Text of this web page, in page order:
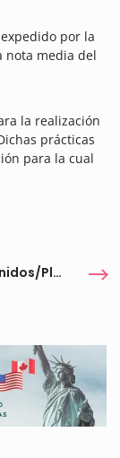
por la
nota media del
la realización
prácticas
para la cual
https://www.diphuelva.es/becas/contenidos/Plan-HEBE-Huelva-Experiencias-Basadas-en-el-Empleo